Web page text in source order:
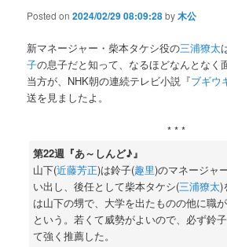
ョ
Posted on2024/02/29 08:09:28by木公
新マネージャー・柴本タケシ役の三浦獠太
子の息子だと知って、なるほどなんとなく
当方が、NHK朝の連続テレビ小説『ブギウ
送を見ましたよ。
* * *
第22週『あ～しんど♪』
山下(近藤芳正)は鈴子(趣里)のマネージャ
い出し、後任として柴本タケシ(三浦獠太)
は山下の甥で、大学を出たものの他に職
という。若くて威勢がよいので、必ず鈴
て強く推薦した。